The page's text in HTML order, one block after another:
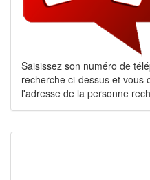
Saisissez son numéro de
recherche ci-dessus et vous
l'adresse de la personne